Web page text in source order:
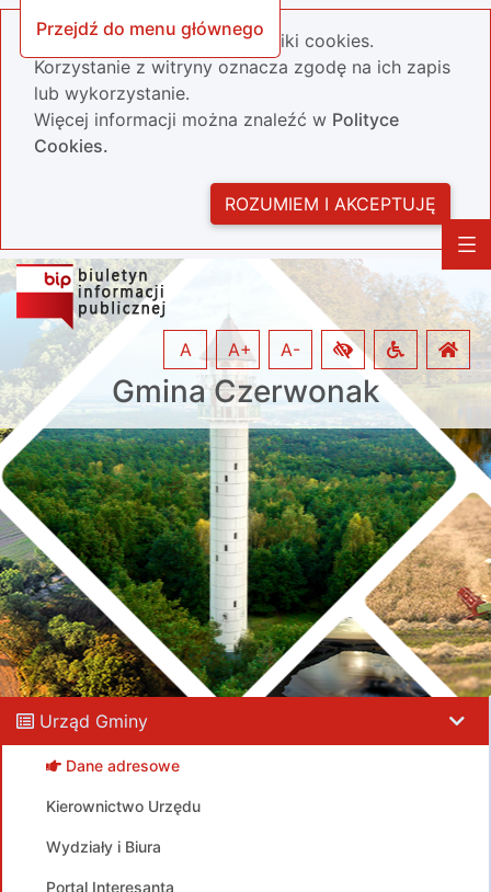
Przejdź do menu głównego
Nasza strona wykorzystuje pliki cookies.
Korzystanie z witryny oznacza zgodę na ich zapis
lub wykorzystanie.
Więcej informacji można znaleźć w Polityce
Cookies.
ROZUMIEM I AKCEPTUJĘ
Gmina Czerwonak
A A+ A-
Urząd Gminy
Dane adresowe
Kierownictwo Urzędu
Wydziały i Biura
Portal Interesanta